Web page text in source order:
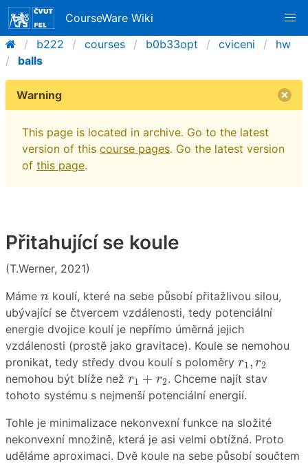
CourseWare Wiki
b222
courses b0b33opt cviceni
hw
balls
Warning
This page is located in archive. Go to the latest
version of this course pages. Go the latest version
of this page.
Přitahující se koule
(T.Werner, 2021)
Máme n
n koulí, které na sebe působí přitažlivou silou,
ubývající se čtvercem vzdálenosti, tedy potenciální
energie dvojice koulí je nepřímo úměrná jejich
vzdálenosti (prostě jako gravitace). Koule se nemohou
pronikat, tedy středy dvou koulí s poloměry r1, r2
r1 r2
nemohou být blíže než r1 + r2
r1 + 2 . Chceme najít stav
tohoto systému s nejmenší potenciální energií.
Tohle je minimalizace nekonvexní funkce na složité
nekonvexní množině, která je asi velmi obtížná. Proto
uděláme aproximaci. Dvě koule na sebe působí součtem